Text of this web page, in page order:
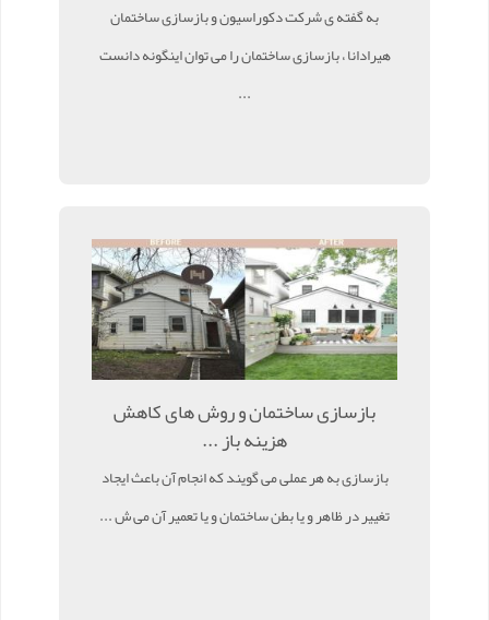
به گفته ی شرکت دکوراسیون و بازسازی ساختمان
هیرادانا ، بازسازی ساختمان را می توان اینگونه دانست
...
بازسازی ساختمان و روش های کاهش
هزینه باز ...
بازسازی به هر عملی می گویند که انجام آن باعث ایجاد
تغییر در ظاهر و یا بطن ساختمان و یا تعمیر آن می ش ...